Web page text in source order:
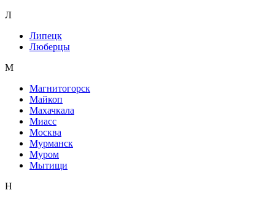
Л
Липецк
Люберцы
М
Магнитогорск
Майкоп
Махачкала
Миасс
Москва
Мурманск
Муром
Мытищи
Н